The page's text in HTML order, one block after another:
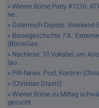
» Wiener Börse Party #1216:
ne...
» Österreich-Depots:
» Börsegeschichte 7.8.:
(BörseGes...
» Nachlese: 10 Vokabel, um
(au...
» PIR-News: Post, Kontron
» (Christian Drastil)
» Wiener Börse zu Mittag
gesucht